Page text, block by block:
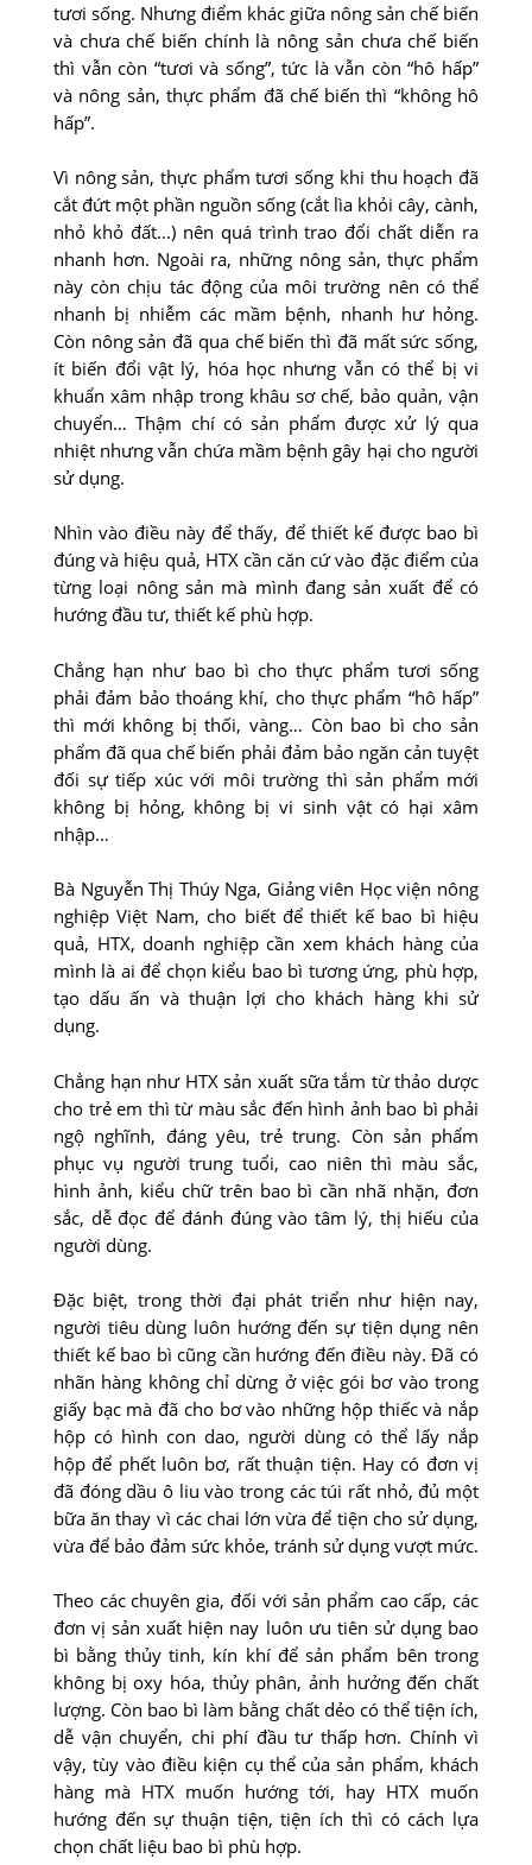
tươi sống. Nhưng điểm khác giữa nông sản chế biến
và chưa chế biến chính là nông sản chưa chế biến
thì vẫn còn “tươi và sống”, tức là vẫn còn “hô hấp”
và nông sản, thực phẩm đã chế biến thì “không hô
hấp”.
Vì nông sản, thực phẩm tươi sống khi thu hoạch đã
cắt đứt một phần nguồn sống (cắt lìa khỏi cây, cành,
nhỏ khỏ đất…) nên quá trình trao đổi chất diễn ra
nhanh hơn. Ngoài ra, những nông sản, thực phẩm
này còn chịu tác động của môi trường nên có thể
nhanh bị nhiễm các mầm bệnh, nhanh hư hỏng.
Còn nông sản đã qua chế biến thì đã mất sức sống,
ít biến đổi vật lý, hóa học nhưng vẫn có thể bị vi
khuẩn xâm nhập trong khâu sơ chế, bảo quản, vận
chuyển… Thậm chí có sản phẩm được xử lý qua
nhiệt nhưng vẫn chứa mầm bệnh gây hại cho người
sử dụng.
Nhìn vào điều này để thấy, để thiết kế được bao bì
đúng và hiệu quả, HTX cần căn cứ vào đặc điểm của
từng loại nông sản mà mình đang sản xuất để có
hướng đầu tư, thiết kế phù hợp.
Chẳng hạn như bao bì cho thực phẩm tươi sống
phải đảm bảo thoáng khí, cho thực phẩm “hô hấp”
thì mới không bị thối, vàng… Còn bao bì cho sản
phẩm đã qua chế biến phải đảm bảo ngăn cản tuyệt
đối sự tiếp xúc với môi trường thì sản phẩm mới
không bị hỏng, không bị vi sinh vật có hại xâm
nhập…
Bà Nguyễn Thị Thúy Nga, Giảng viên Học viện nông
nghiệp Việt Nam, cho biết để thiết kế bao bì hiệu
quả, HTX, doanh nghiệp cần xem khách hàng của
mình là ai để chọn kiểu bao bì tương ứng, phù hợp,
tạo dấu ấn và thuận lợi cho khách hàng khi sử
dụng.
Chẳng hạn như HTX sản xuất sữa tắm từ thảo dược
cho trẻ em thì từ màu sắc đến hình ảnh bao bì phải
ngộ nghĩnh, đáng yêu, trẻ trung. Còn sản phẩm
phục vụ người trung tuổi, cao niên thì màu sắc,
hình ảnh, kiểu chữ trên bao bì cần nhã nhặn, đơn
sắc, dễ đọc để đánh đúng vào tâm lý, thị hiếu của
người dùng.
Đặc biệt, trong thời đại phát triển như hiện nay,
người tiêu dùng luôn hướng đến sự tiện dụng nên
thiết kế bao bì cũng cần hướng đến điều này. Đã có
nhãn hàng không chỉ dừng ở việc gói bơ vào trong
giấy bạc mà đã cho bơ vào những hộp thiếc và nắp
hộp có hình con dao, người dùng có thể lấy nắp
hộp để phết luôn bơ, rất thuận tiện. Hay có đơn vị
đã đóng dầu ô liu vào trong các túi rất nhỏ, đủ một
bữa ăn thay vì các chai lớn vừa để tiện cho sử dụng,
vừa để bảo đảm sức khỏe, tránh sử dụng vượt mức.
Theo các chuyên gia, đối với sản phẩm cao cấp, các
đơn vị sản xuất hiện nay luôn ưu tiên sử dụng bao
bì bằng thủy tinh, kín khí để sản phẩm bên trong
không bị oxy hóa, thủy phân, ảnh hưởng đến chất
lượng. Còn bao bì làm bằng chất dẻo có thể tiện ích,
dễ vận chuyển, chi phí đầu tư thấp hơn. Chính vì
vậy, tùy vào điều kiện cụ thể của sản phẩm, khách
hàng mà HTX muốn hướng tới, hay HTX muốn
hướng đến sự thuận tiện, tiện ích thì có cách lựa
chọn chất liệu bao bì phù hợp.